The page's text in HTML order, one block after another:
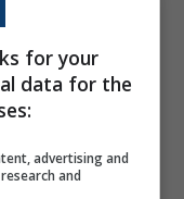
for your
data for the
advertising and
and